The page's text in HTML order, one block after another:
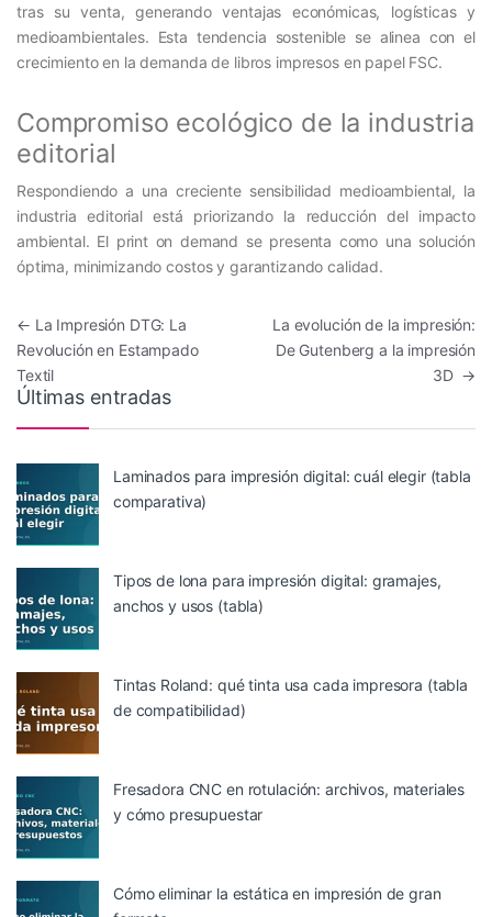
tras su venta, generando ventajas económicas, logísticas y
medioambientales. Esta tendencia sostenible se alinea con el
crecimiento en la demanda de libros impresos en papel FSC.
Compromiso ecológico de la industria
editorial
Respondiendo a una creciente sensibilidad medioambiental, la
industria editorial está priorizando la reducción del impacto
ambiental. El print on demand se presenta como una solución
óptima, minimizando costos y garantizando calidad.
Navegación de entradas
← La Impresión DTG: La
Revolución en Estampado
Textil
La evolución de la impresión:
De Gutenberg a la impresión
3D →
Últimas entradas
Laminados para impresión digital: cuál elegir (tabla
comparativa)
Tipos de lona para impresión digital: gramajes,
anchos y usos (tabla)
Tintas Roland: qué tinta usa cada impresora (tabla
de compatibilidad)
Fresadora CNC en rotulación: archivos, materiales
y cómo presupuestar
Cómo eliminar la estática en impresión de gran